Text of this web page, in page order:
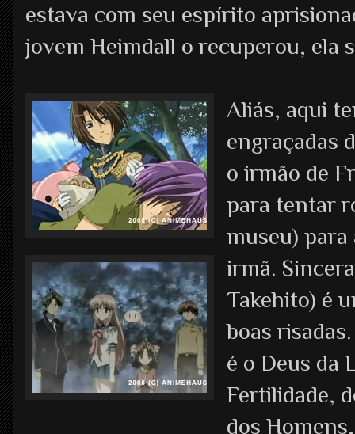
estava com seu espírito
jovem Heimdall o recuperou, ela
Aliás, aqui
engraçadas
o irmão de
para tentar
museu)
irmã.
Takehito) é
boas
é o Deus da
Fertilidade,
dos